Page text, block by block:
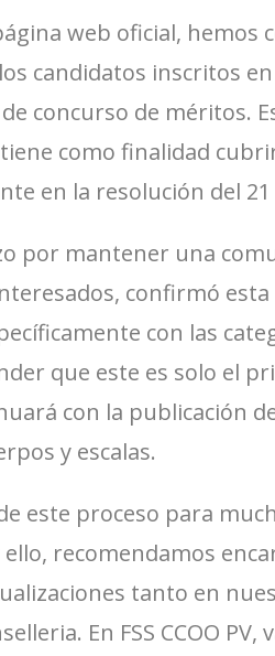
web oficial, hemos
candidatos inscritos
concurso de méritos.
como finalidad
en la resolución del 21
por mantener una
confirmó esta
con las
que este es solo el
con la publicación
y escalas.
este proceso para
recomendamos
tanto en
En FSS CCOO PV,